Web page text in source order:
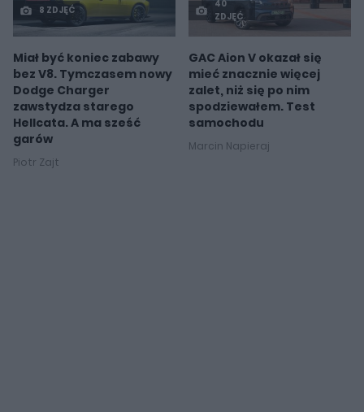
8 ZDJĘĆ
Miał być koniec zabawy
bez V8. Tymczasem nowy
Dodge Charger
zawstydza starego
Hellcata. A ma sześć
garów
Piotr Zajt
40
ZDJĘĆ
GAC Aion V okazał się
mieć znacznie więcej
zalet, niż się po nim
spodziewałem. Test
samochodu
Marcin Napieraj